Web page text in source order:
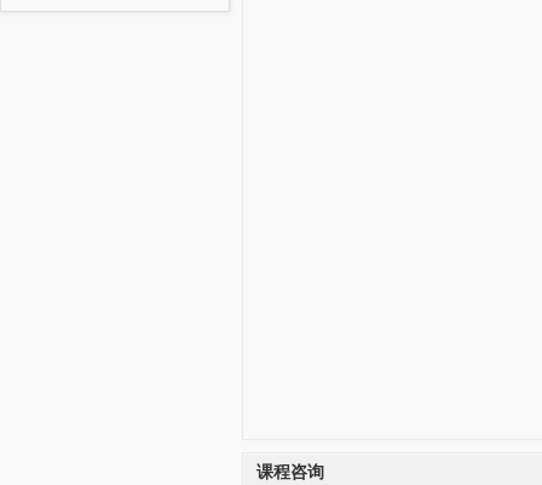
课程咨询